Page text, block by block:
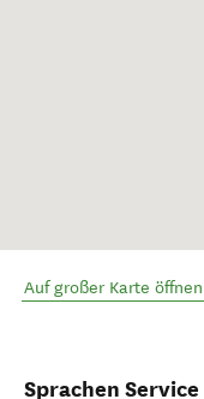
Auf großer Karte öffnen
Sprachen Service